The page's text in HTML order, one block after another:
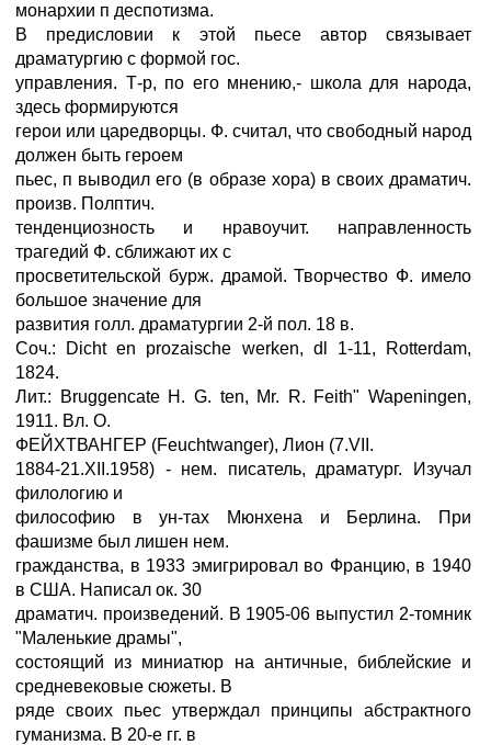
монархии п деспотизма.
В предисловии к этой пьесе автор связывает
драматургию с формой гос.
управления. Т-р, по его мнению,- школа для народа,
здесь формируются
герои или царедворцы. Ф. считал, что свободный народ
должен быть героем
пьес, п выводил его (в образе хора) в своих драматич.
произв. Полптич.
тенденциозность и нравоучит. направленность
трагедий Ф. сближают их с
просветительской бурж. драмой. Творчество Ф. имело
большое значение для
развития голл. драматургии 2-й пол. 18 в.
Соч.: Dicht en prozaische werken, dl 1-11, Rotterdam,
1824.
Лит.: Bruggencate H. G. ten, Mr. R. Feith" Wapeningen,
1911. Вл. О.
ФЕЙХТВАНГЕР (Feuchtwanger), Лион (7.VII.
1884-21.XII.1958) - нем. писатель, драматург. Изучал
филологию и
философию в ун-тах Мюнхена и Берлина. При
фашизме был лишен нем.
гражданства, в 1933 эмигрировал во Францию, в 1940
в США. Написал ок. 30
драматич. произведений. В 1905-06 выпустил 2-томник
"Маленькие драмы",
состоящий из миниатюр на античные, библейские и
средневековые сюжеты. В
ряде своих пьес утверждал принципы абстрактного
гуманизма. В 20-е гг. в